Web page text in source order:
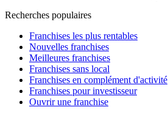
Recherches populaires
Franchises les plus rentables
Nouvelles franchises
Meilleures franchises
Franchises sans local
Franchises en complément d'activité
Franchises pour investisseur
Ouvrir une franchise